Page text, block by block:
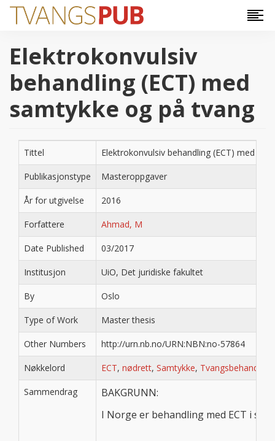
Hopp til hovedinnhold
Elektrokonvulsiv
behandling (ECT) med
samtykke og på tvang
Tittel Elektrokonvulsiv behandling (ECT) med
Publikasjonstype Masteroppgaver
År for utgivelse 2016
Forfattere Ahmad, M
Date Published 03/2017
Institusjon UiO, Det juridiske fakultet
By Oslo
Type of Work Master thesis
Other Numbers http://urn.nb.no/URN:NBN:no-57864
Nøkkelord ECT, nødrett, Samtykke, Tvangsbehandling
Sammendrag
BAKGRUNN:
I Norge er behandling med ECT i